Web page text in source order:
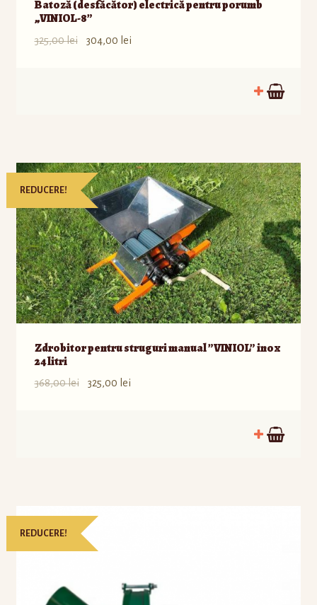
Batoză (desfăcător) electrică pentru porumb
„VINIOL-8”
325,00lei 304,00 lei
Zdrobitor pentru struguri manual ”VINIOL” inox
24 litri
REDUCERE!
368,00lei 325,00 lei
REDUCERE!